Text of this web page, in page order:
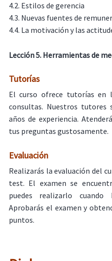
4.2. Estilos de gerencia
4.3. Nuevas fuentes de
4.4. La motivación y las
Lección 5. Herramientas de
Tutorías
El curso ofrece tutorías en
consultas. Nuestros tutores
años de experiencia.
tus preguntas gustosamente.
Evaluación
Realizarás la evaluación del
test. El examen se
puedes realizarlo
Aprobarás el examen y
puntos.